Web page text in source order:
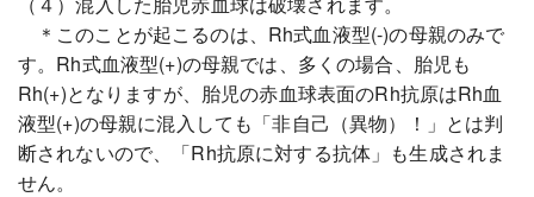
＊このことが起こるのは、Rh式血液型(-)の母親のみで
す。Rh式血液型(+)の母親では、多くの場合、胎児も
Rh(+)となりますが、胎児の赤血球表面のRh抗原はRh血
液型(+)の母親に混入しても「非自己（異物）！」とは判
断されないので、「Rh抗原に対する抗体」も生成されま
せん。